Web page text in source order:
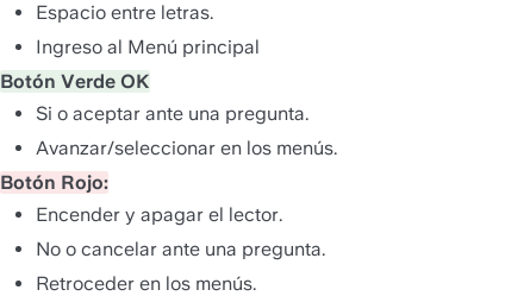
Espacio entre letras.
Ingreso al Menú principal
Botón Verde OK
Si o aceptar ante una pregunta.
Avanzar/seleccionar en los menús.
Botón Rojo:
Encender y apagar el lector.
No o cancelar ante una pregunta.
Retroceder en los menús.